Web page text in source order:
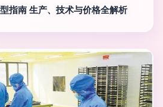
指南 生产、技术与价格全解析